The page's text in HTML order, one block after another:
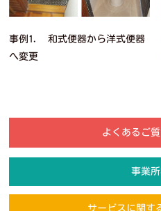
事例1． 和式便器から洋式便器
へ変更
よくあるご
事業
サービスに関す